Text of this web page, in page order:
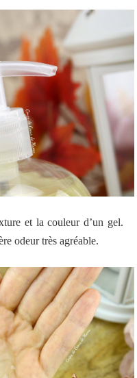
et la couleur d’un gel.
odeur très agréable.